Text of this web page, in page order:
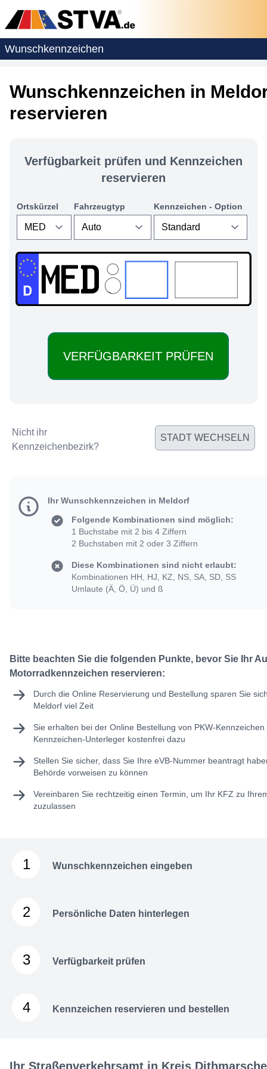
Wunschkennzeichen
Wunschkennzeichen in
reservieren
Verfügbarkeit prüfen und Kennzeichen
reservieren
Ortskürzel Fahrzeugtyp Kennzeichen - Option
MED:
Nicht ihr
Kennzeichenbezirk?
STADT WECHSELN
Ihr Wunschkennzeichen in Meldorf
Folgende Kombinationen sind möglich:
1 Buchstabe mit 2 bis 4 Ziffern
2 Buchstaben mit 2 oder 3 Ziffern
Diese Kombinationen sind nicht erlaubt:
Kombinationen HH, HJ, KZ, NS, SA, SD, SS
Umlaute (Ä, Ö, Ü) und ß
Bitte beachten Sie die folgenden Punkte, bevor Sie Ihr
Motorradkennzeichen reservieren:
Durch die Online Reservierung und Bestellung sparen Sie
Meldorf viel Zeit
Sie erhalten bei der Online Bestellung von PKW-
Kennzeichen-Unterleger kostenfrei dazu
Stellen Sie sicher, dass Sie Ihre eVB-Nummer beantragt
Behörde vorweisen zu können
Vereinbaren Sie rechtzeitig einen Termin, um Ihr KFZ zu
zuzulassen
1 Wunschkennzeichen eingeben
2 Persönliche Daten hinterlegen
3 Verfügbarkeit prüfen
4 Kennzeichen reservieren und bestellen
Ihr Straßenverkehrsamt in Kreis